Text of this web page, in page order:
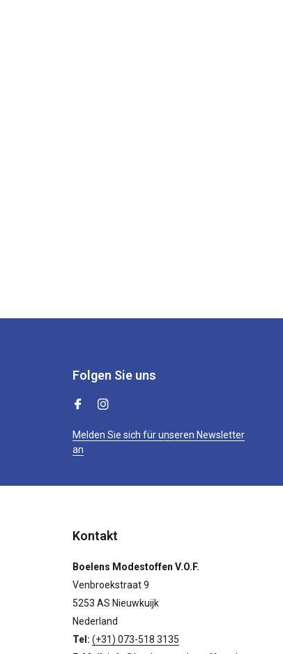
Folgen Sie uns
Melden Sie sich für unseren Newsletter
an
Kontakt
Boelens Modestoffen V.O.F.
Venbroekstraat 9
5253 AS Nieuwkuijk
Nederland
Tel: (+31) 073-518 3135